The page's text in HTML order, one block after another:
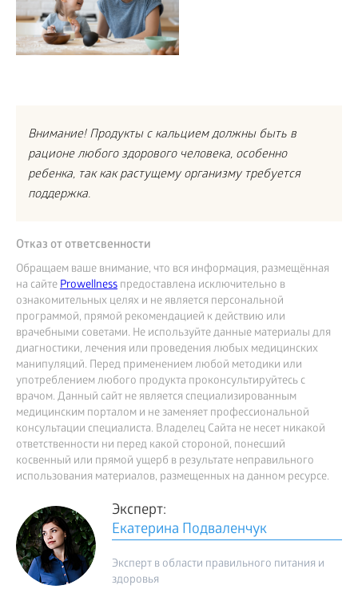
Внимание! Продукты с кальцием должны быть в
рационе любого здорового человека, особенно
ребенка, так как растущему организму требуется
поддержка.
Отказ от ответсвенности
Обращаем ваше внимание, что вся информация, размещённая
на сайтеProwellness предоставлена исключительно в
ознакомительных целях и не является персональной
программой, прямой рекомендацией к действию или
врачебными советами. Не используйте данные материалы для
диагностики, лечения или проведения любых медицинских
манипуляций. Перед применением любой методики или
употреблением любого продукта проконсультируйтесь с
врачом. Данный сайт не является специализированным
медицинским порталом и не заменяет профессиональной
консультации специалиста. Владелец Сайта не несет никакой
ответственности ни перед какой стороной, понесший
косвенный или прямой ущерб в результате неправильного
использования материалов, размещенных на данном ресурсе.
Эксперт:
Екатерина Подваленчук
Эксперт в области правильного питания и
здоровья